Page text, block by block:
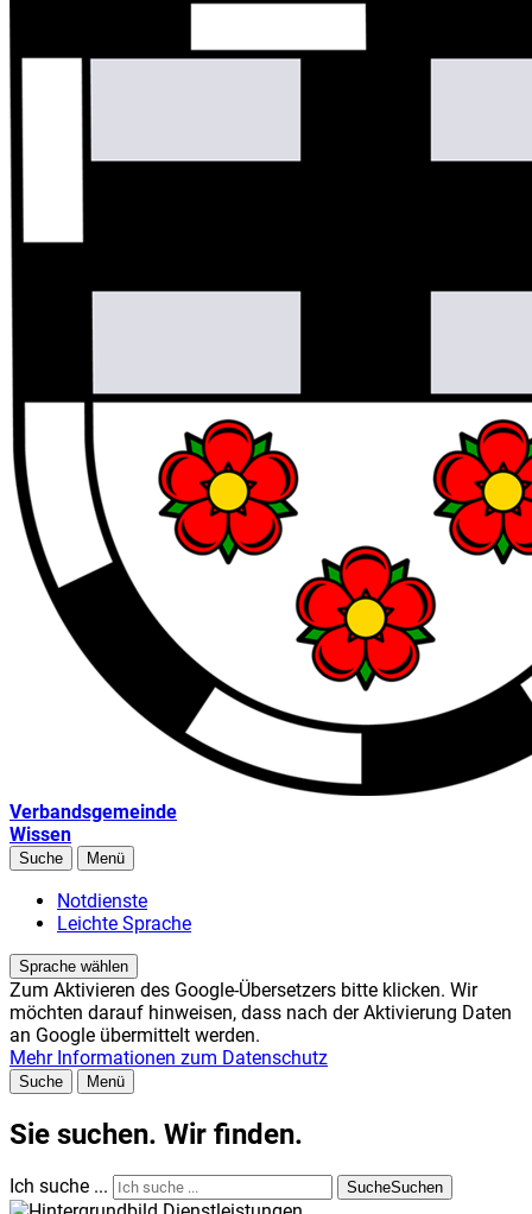
Verbandsgemeinde
Wissen
Suche Menü
Notdienste
Leichte Sprache
Sprache wählen
Zum Aktivieren des Google-Übersetzers bitte klicken. Wir
möchten darauf hinweisen, dass nach der Aktivierung Daten
an Google übermittelt werden.
Mehr Informationen zum Datenschutz
Suche Menü
Sie suchen. Wir finden.
Ich suche ... SucheSuchen